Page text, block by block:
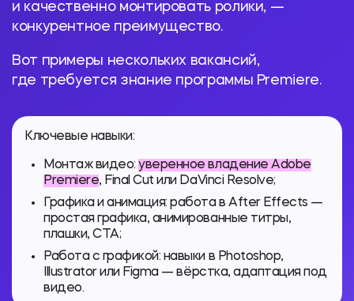
и качественно монтировать ролики, —
конкурентное преимущество.
Вот примеры нескольких вакансий,
где требуется знание программы Premiere.
Ключевые навыки:
Монтаж видео:уверенное владение Adobe
Premiere, Final Cut или DaVinci Resolve;
Графика и анимация: работа в After Effects —
простая графика, анимированные титры,
плашки, CTA;
Работа с графикой: навыки в Photoshop,
Illustrator или Figma — вёрстка, адаптация под
видео.